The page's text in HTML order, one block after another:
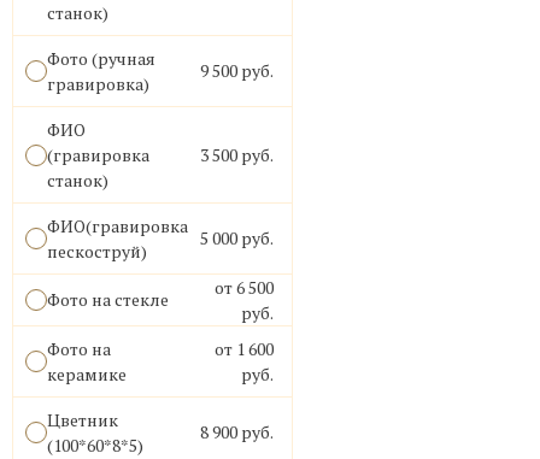
станок)
Фото (ручная
гравировка)
9 500 руб.
ФИО
(гравировка
станок)
3 500 руб.
ФИО(гравировка
пескоструй)
5 000 руб.
Фото на стекле
от 6 500
руб.
Фото на
керамике
от 1 600
руб.
Цветник
(100*60*8*5)
8 900 руб.